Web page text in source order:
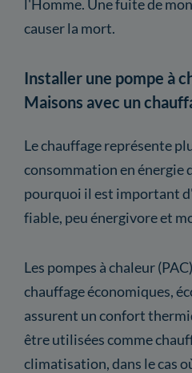
l'Homme. Une fuite de
causer la mort.
Installer une pompe à
Maisons avec un
Le chauffage représente
consommation en énergie
pourquoi il est important
fiable, peu énergivore et
Les pompes à chaleur
chauffage économiques,
assurent un confort
être utilisées comme
climatisation, dans le cas